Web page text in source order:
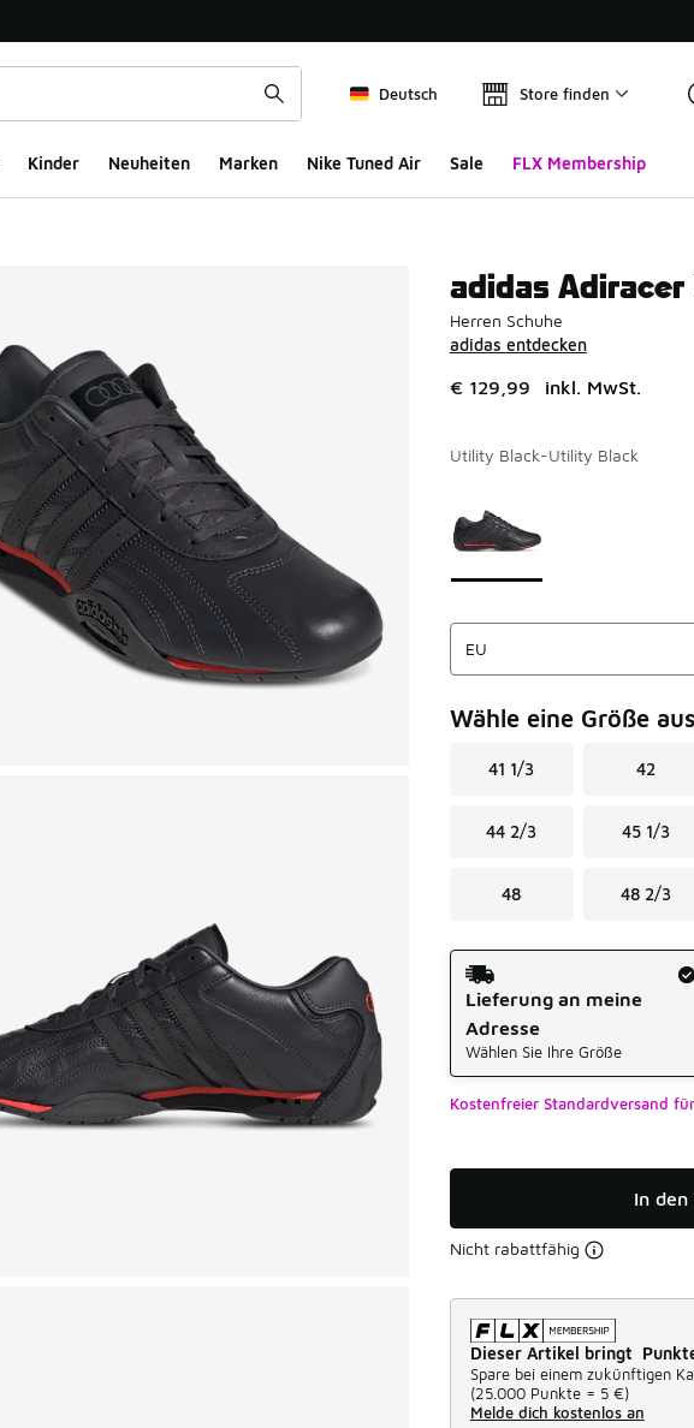
Deutsch Store finden
Kinder Neuheiten Marken Nike Tuned Air Sale FLX Membership
adidas Adiracer
Herren Schuhe
adidas entdecken
€ 129,99 inkl. MwSt.
Utility Black-Utility Black
Wähle eine Größe aus
41 1/3 42
44 2/3 45 1/3
48 48 2/3
Versandart
Lieferung an meine
Adresse
Wählen Sie Ihre Größe
Kostenfreier Standardversand
In den
Nicht rabattfähig
Dieser Artikel bringt
Spare bei einem zukünftigen
(25.000 Punkte = 5 €)
Melde dich kostenlos an